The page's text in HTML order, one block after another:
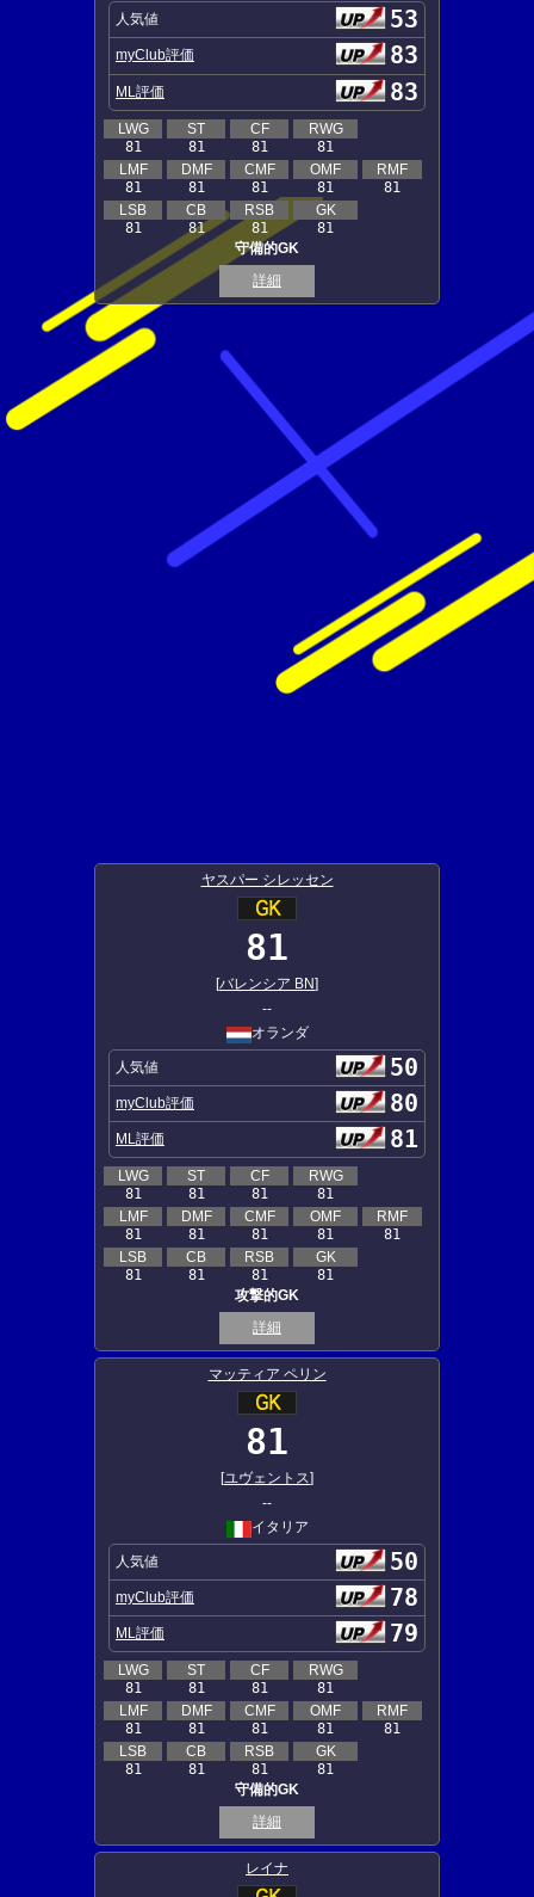
人気値 53
myClub評価 83
ML評価 83
LWG
81
ST
81
CF
81
RWG
81
LMF
81
DMF
81
CMF
81
OMF
81
RMF
81
LSB
81
CB
81
RSB
81
GK
81
守備的GK
詳細
ヤスパー シレッセン
81
[バレンシア BN]
--
オランダ
人気値 50
myClub評価 80
ML評価 81
LWG
81
ST
81
CF
81
RWG
81
LMF
81
DMF
81
CMF
81
OMF
81
RMF
81
LSB
81
CB
81
RSB
81
GK
81
攻撃的GK
詳細
マッティア ペリン
81
[ユヴェントス]
--
イタリア
人気値 50
myClub評価 78
ML評価 79
LWG
81
ST
81
CF
81
RWG
81
LMF
81
DMF
81
CMF
81
OMF
81
RMF
81
LSB
81
CB
81
RSB
81
GK
81
守備的GK
詳細
レイナ